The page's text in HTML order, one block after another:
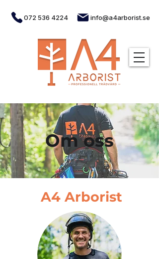
072 536 4224 info@a4arborist.se
Om oss
A4 Arborist